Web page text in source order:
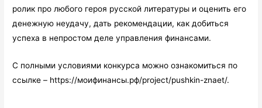
ролик про любого героя русской литературы и оценить его
денежную неудачу, дать рекомендации, как добиться
успеха в непростом деле управления финансами.
С полными условиями конкурса можно ознакомиться по
ссылке – https://моифинансы.рф/project/pushkin-znaet/.